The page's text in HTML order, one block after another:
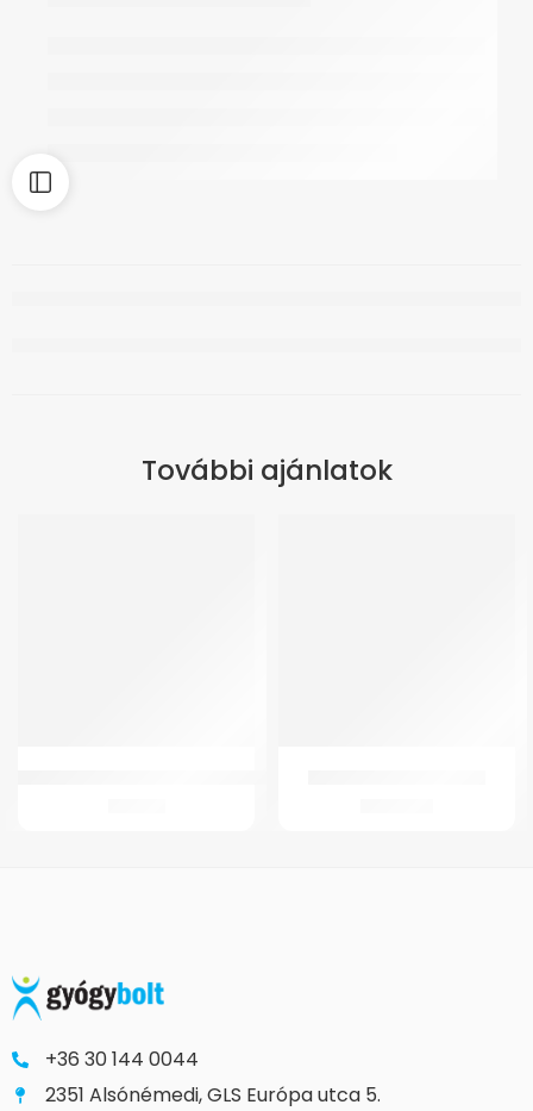
További ajánlatok
+36 30 144 0044
2351 Alsónémedi, GLS Európa utca 5.